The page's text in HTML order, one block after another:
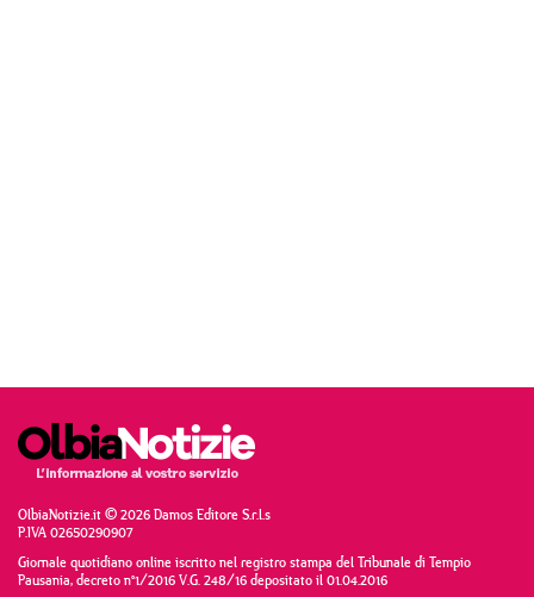
OlbiaNotizie.it © 2026 Damos Editore S.r.l.s
P.IVA 02650290907
Giornale quotidiano online iscritto nel registro stampa del Tribunale di Tempio
Pausania, decreto n°1/2016 V.G. 248/16 depositato il 01.04.2016